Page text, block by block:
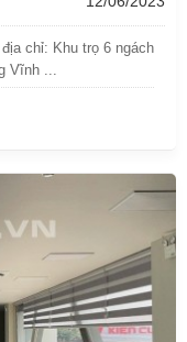
chỉ: Khu trọ 6 ngách
Vĩnh ...